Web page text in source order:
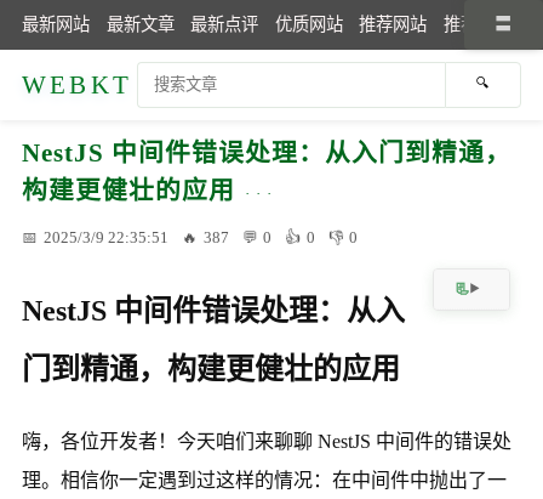
最新网站 最新文章 最新点评 优质网站 推荐网站 推荐文章
WEBKT
NestJS 中间件错误处理：从入门到精通，
构建更健壮的应用
2025/3/9 22:35:51 387 0 0 0
NestJS 中间件错误处理：从入
门到精通，构建更健壮的应用
嗨，各位开发者！今天咱们来聊聊 NestJS 中间件的错误处
理。相信你一定遇到过这样的情况：在中间件中抛出了一